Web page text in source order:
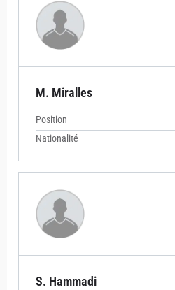
M. Miralles
Position
Nationalité
S. Hammadi